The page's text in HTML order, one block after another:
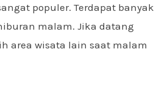
populer. Terdapat banyak
malam. Jika datang
area wisata lain saat malam